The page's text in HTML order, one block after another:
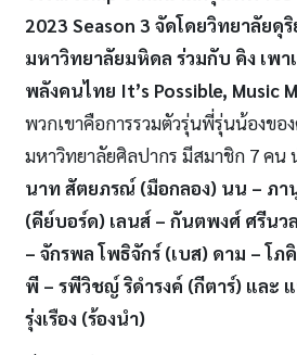
2023 Season 3 จัดโดยวิทยาลัยดุ
มหาวิทยาลัยมหิดล ร่วมกับ คิง เพาเ
พลังคนไทย It’s Possible, Music
พวกเขาคือการรวมตัวรุ่นพี่รุ่นน้องขอ
มหาวิทยาลัยศิลปากร มีสมาชิก 7 คน
นาท สัตยภรณ์ (มือกลอง) นน – ภา
(คีย์บอร์ด) เลนส์ – กันตพงศ์ ศรีนว
– จักรพล โพธิจักร์ (เบส) ดาม – โ
พี – รพีวิชญ์ ริดำรงค์ (กีตาร์) และ
รุ่งเรือง (ร้องนำ)